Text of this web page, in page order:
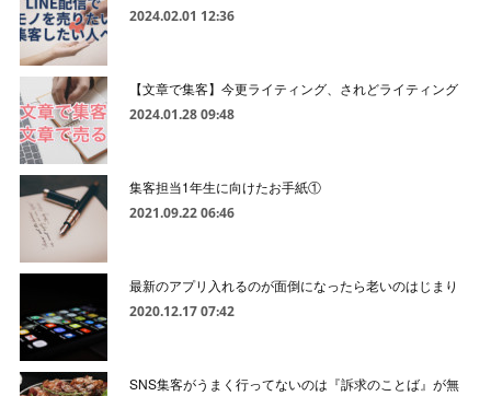
2024.02.01 12:36
【文章で集客】今更ライティング、されどライティング
2024.01.28 09:48
集客担当1年生に向けたお手紙①
2021.09.22 06:46
最新のアプリ入れるのが面倒になったら老いのはじまり
2020.12.17 07:42
SNS集客がうまく行ってないのは『訴求のことば』が無